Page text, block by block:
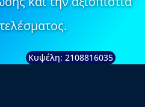
Κυψέλη: 2108816035